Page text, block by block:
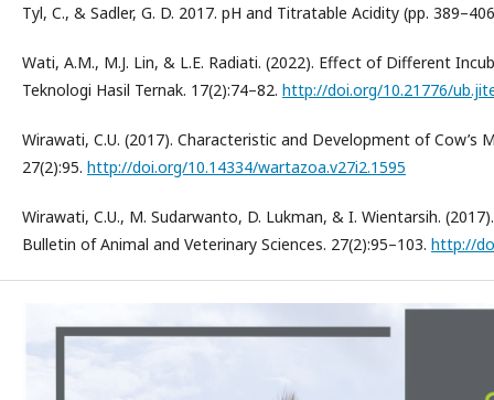
Tyl, C., & Sadler, G. D. 2017. pH and Titratable Acidity (pp.
Wati, A.M., M.J. Lin, & L.E. Radiati. (2022). Effect of Different
Teknologi Hasil Ternak. 17(2):74–82. http://doi.org/10.21776/
Wirawati, C.U. (2017). Characteristic and Development of
27(2):95. http://doi.org/10.14334/wartazoa.v27i2.1595
Wirawati, C.U., M. Sudarwanto, D. Lukman, & I. Wientarsih.
Bulletin of Animal and Veterinary Sciences. 27(2):95–103. http://